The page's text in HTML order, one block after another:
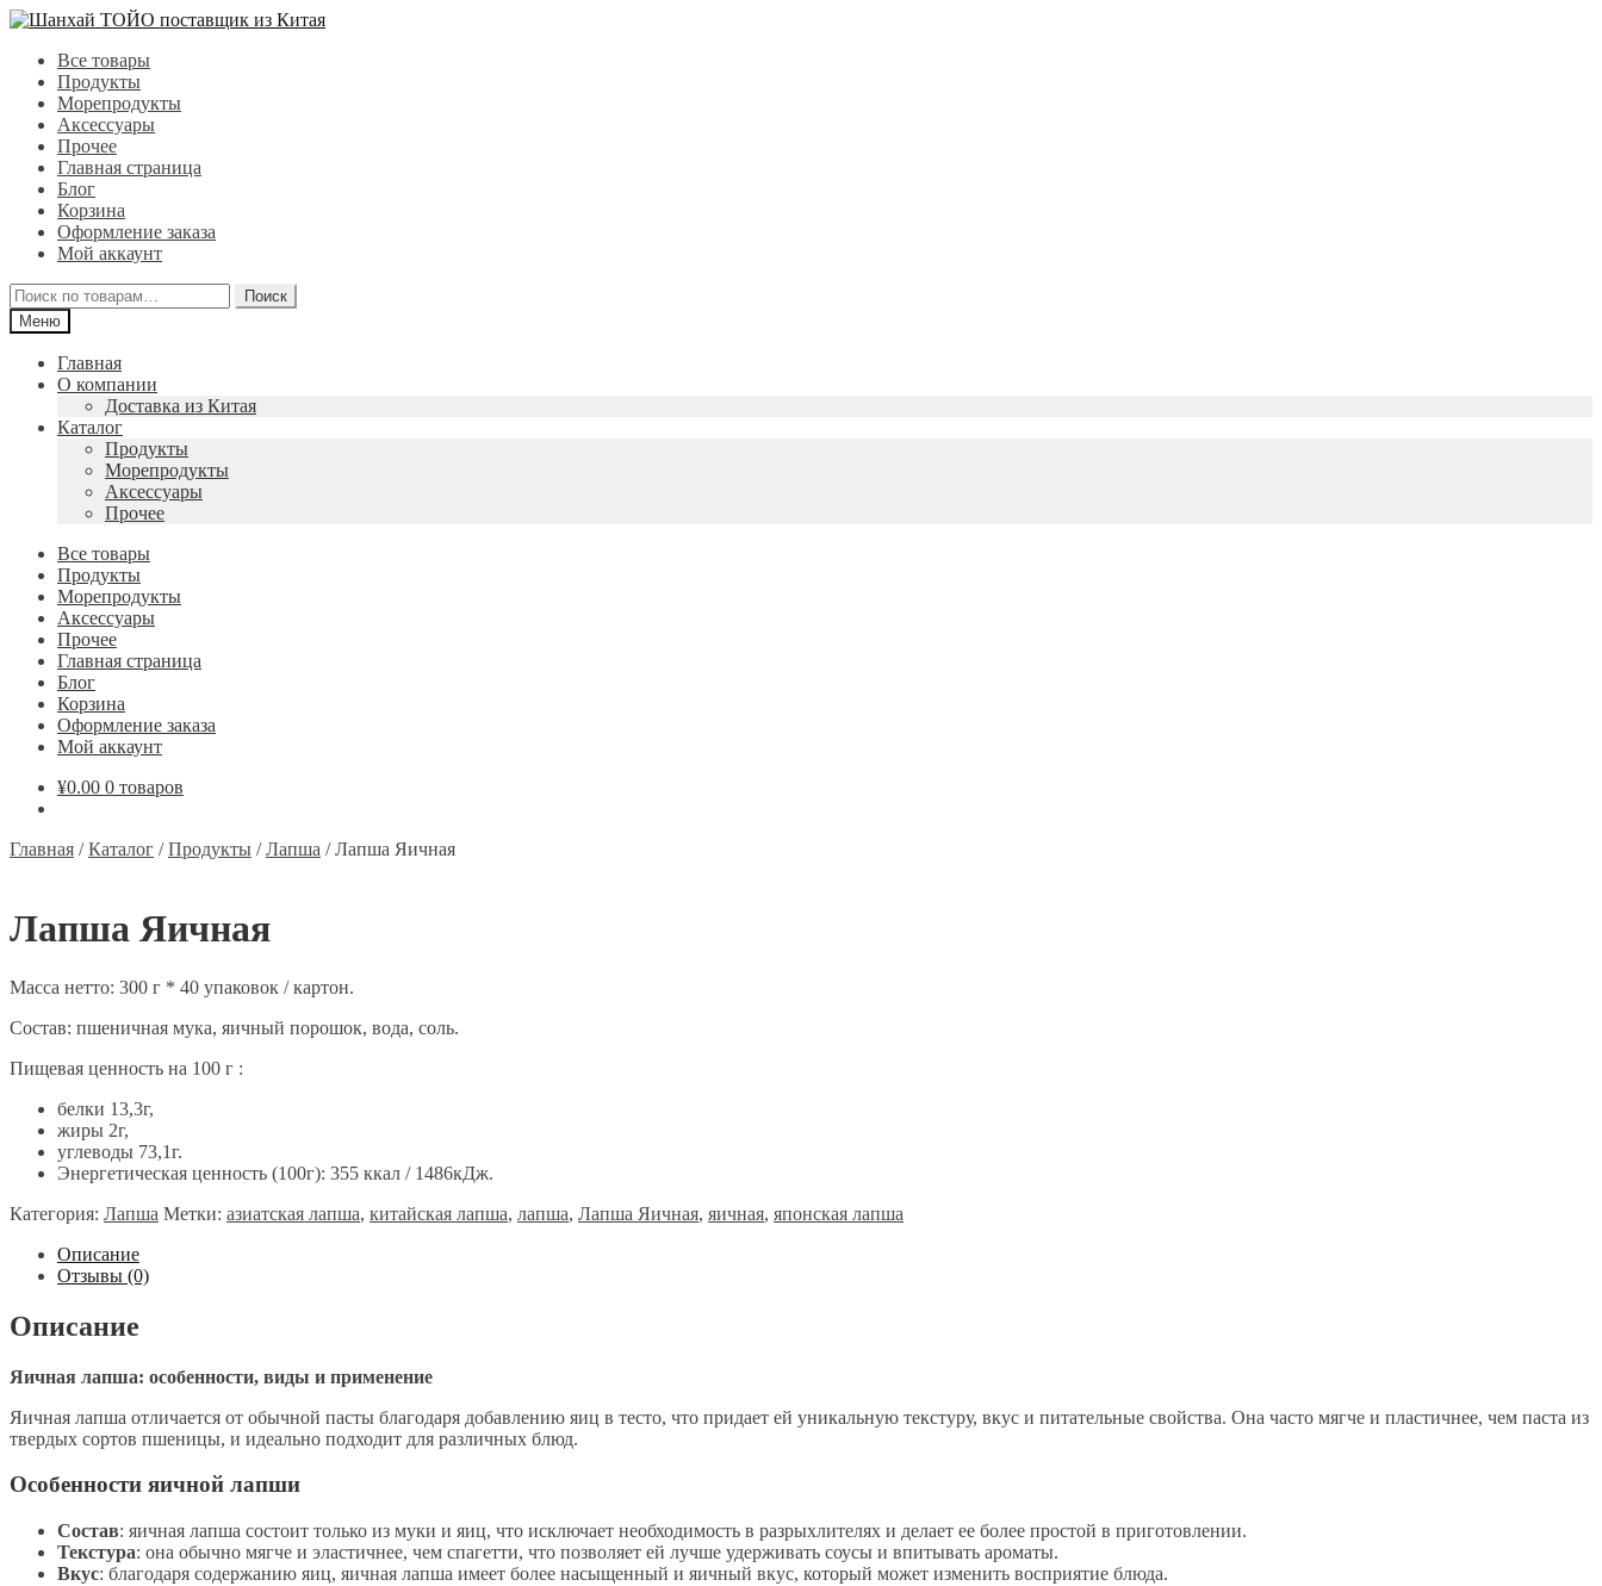
Перейти
навигации
Перейти
содержимому
Все товары
Продукты
Морепродукты
Аксессуары
Прочее
Главная страница
Блог
Корзина
Оформление заказа
Мой аккаунт
Искать:
Поиск
Меню
Главная
О компании
Доставка из Китая
Каталог
Продукты
Морепродукты
Аксессуары
Прочее
Все товары
Продукты
Морепродукты
Аксессуары
Прочее
Главная страница
Блог
Корзина
Оформление заказа
Мой аккаунт
¥0.00 0 товаров
Главная /Каталог /Продукты /Лапша /Лапша Яичная
Лапша Яичная
Масса нетто: 300 г * 40 упаковок / картон.
Состав: пшеничная мука, яичный порошок, вода, соль.
Пищевая ценность на 100 г :
белки 13,3г,
жиры 2г,
углеводы 73,1г.
Энергетическая ценность (100г): 355 ккал / 1486кДж.
Категория: Лапша Метки: азиатская лапша, китайская лапша, лапша, Лапша Яичная, яичная, японская лапша
Описание
Отзывы (0)
Описание
Яичная лапша: особенности, виды и применение
Яичная лапша отличается от обычной пасты благодаря добавлению яиц в тесто, что придает ей уникальную текстуру, вкус и питательные свойства. Она часто мягче и пластичнее, чем паста из
твердых сортов пшеницы, и идеально подходит для различных блюд.
Особенности яичной лапши
Состав: яичная лапша состоит только из муки и яиц, что исключает необходимость в разрыхлителях и делает ее более простой в приготовлении.
Текстура: она обычно мягче и эластичнее, чем спагетти, что позволяет ей лучше удерживать соусы и впитывать ароматы.
Вкус: благодаря содержанию яиц, яичная лапша имеет более насыщенный и яичный вкус, который может изменить восприятие блюда.